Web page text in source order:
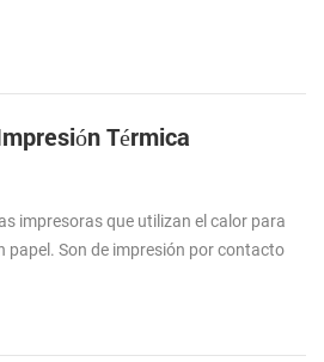
Térmica
impresoras que utilizan el calor para
papel. Son de impresión por contacto